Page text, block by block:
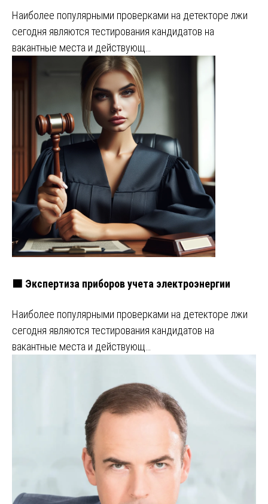
Наиболее популярными проверками на детекторе лжи
сегодня являются тестирования кандидатов на
вакантные места и действующ…
🟩 Экспертиза приборов учета электроэнергии
Наиболее популярными проверками на детекторе лжи
сегодня являются тестирования кандидатов на
вакантные места и действующ…